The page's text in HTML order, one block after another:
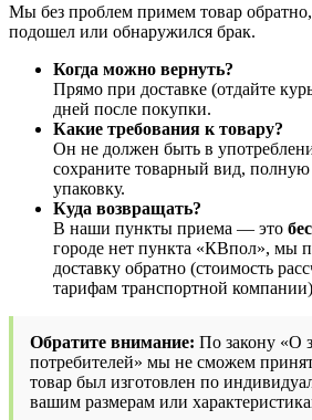
Мы без проблем примем товар
подошел или обнаружился брак.
Когда можно вернуть?
Прямо при доставке (отдайте
дней после покупки.
Какие требования к товару?
Он не должен быть в
сохраните товарный вид,
упаковку.
Куда возвращать?
В наши пункты приема — это
городе нет пункта «КВпол», мы
доставку обратно (стоимость
тарифам транспортной
Обратите внимание: По закону «О
потребителей» мы не сможем
товар был изготовлен по
вашим размерам или